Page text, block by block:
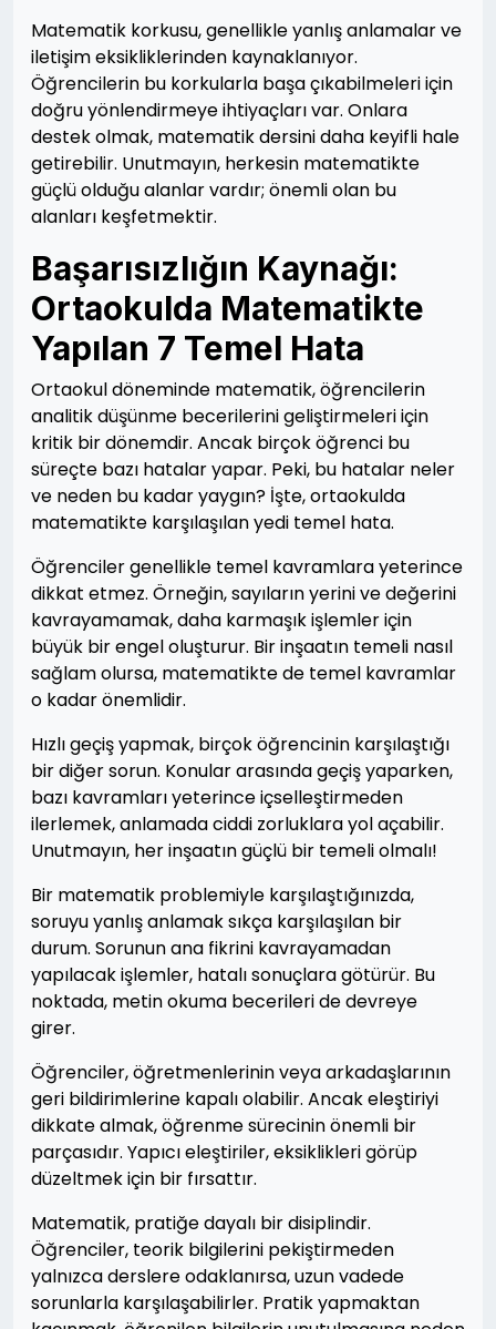
Matematik korkusu, genellikle yanlış anlamalar ve
iletişim eksikliklerinden kaynaklanıyor.
Öğrencilerin bu korkularla başa çıkabilmeleri için
doğru yönlendirmeye ihtiyaçları var. Onlara
destek olmak, matematik dersini daha keyifli hale
getirebilir. Unutmayın, herkesin matematikte
güçlü olduğu alanlar vardır; önemli olan bu
alanları keşfetmektir.
Başarısızlığın Kaynağı:
Ortaokulda Matematikte
Yapılan 7 Temel Hata
Ortaokul döneminde matematik, öğrencilerin
analitik düşünme becerilerini geliştirmeleri için
kritik bir dönemdir. Ancak birçok öğrenci bu
süreçte bazı hatalar yapar. Peki, bu hatalar neler
ve neden bu kadar yaygın? İşte, ortaokulda
matematikte karşılaşılan yedi temel hata.
Öğrenciler genellikle temel kavramlara yeterince
dikkat etmez. Örneğin, sayıların yerini ve değerini
kavrayamamak, daha karmaşık işlemler için
büyük bir engel oluşturur. Bir inşaatın temeli nasıl
sağlam olursa, matematikte de temel kavramlar
o kadar önemlidir.
Hızlı geçiş yapmak, birçok öğrencinin karşılaştığı
bir diğer sorun. Konular arasında geçiş yaparken,
bazı kavramları yeterince içselleştirmeden
ilerlemek, anlamada ciddi zorluklara yol açabilir.
Unutmayın, her inşaatın güçlü bir temeli olmalı!
Bir matematik problemiyle karşılaştığınızda,
soruyu yanlış anlamak sıkça karşılaşılan bir
durum. Sorunun ana fikrini kavrayamadan
yapılacak işlemler, hatalı sonuçlara götürür. Bu
noktada, metin okuma becerileri de devreye
girer.
Öğrenciler, öğretmenlerinin veya arkadaşlarının
geri bildirimlerine kapalı olabilir. Ancak eleştiriyi
dikkate almak, öğrenme sürecinin önemli bir
parçasıdır. Yapıcı eleştiriler, eksiklikleri görüp
düzeltmek için bir fırsattır.
Matematik, pratiğe dayalı bir disiplindir.
Öğrenciler, teorik bilgilerini pekiştirmeden
yalnızca derslere odaklanırsa, uzun vadede
sorunlarla karşılaşabilirler. Pratik yapmaktan